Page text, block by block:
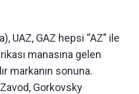
UAZ, GAZ hepsi “AZ” ile
manasına gelen
markanın sonuna.
Gorkovsky